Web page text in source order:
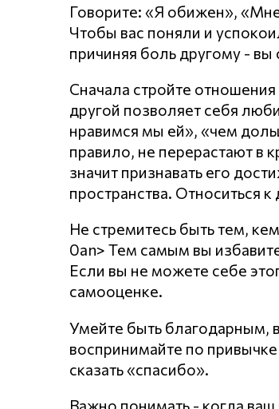
Говорите: «Я обижен»,
Чтобы вас поняли и
причиняя боль другому -
Сначала стройте
другой позволяет себя
нравимся мы ей», «чем
правило, не перерастают в
значит признавать его
пространства. Относиться
Не стремитесь быть тем,
0an> Тем самым вы
Если вы не можете себе
самооценке.
Умейте быть благодарным,
воспринимайте по
сказать «спасибо».
Важно понимать - когда ваш